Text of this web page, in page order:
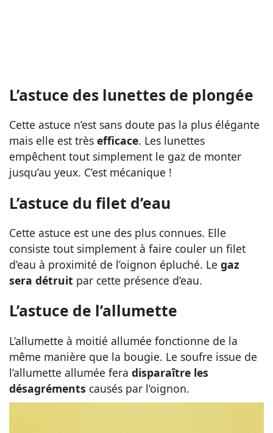
L’astuce des lunettes de plongée
Cette astuce n’est sans doute pas la plus élégante
mais elle est très efficace. Les lunettes
empêchent tout simplement le gaz de monter
jusqu’au yeux. C’est mécanique !
L’astuce du filet d’eau
Cette astuce est une des plus connues. Elle
consiste tout simplement à faire couler un filet
d’eau à proximité de l’oignon épluché. Le gaz
sera détruit par cette présence d’eau.
L’astuce de l’allumette
L’allumette à moitié allumée fonctionne de la
même manière que la bougie. Le soufre issue de
l’allumette allumée fera disparaître les
désagréments causés par l’oignon.